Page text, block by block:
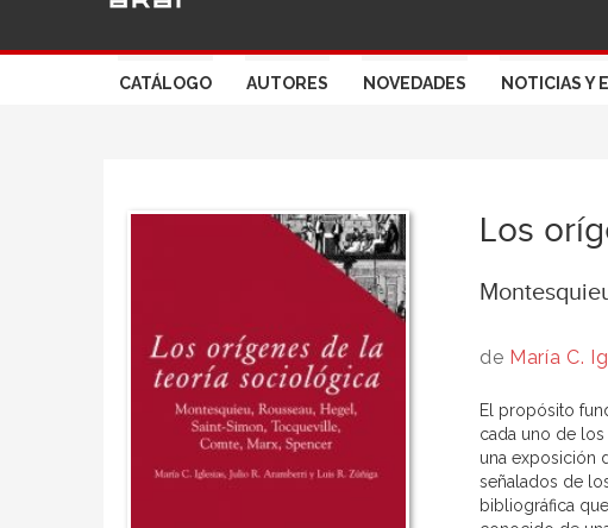
CATÁLOGO AUTORES NOVEDADES NOTICIAS Y
Los
de María C.
El propósito
cada uno de
una exposición
señalados de
bibliográfica